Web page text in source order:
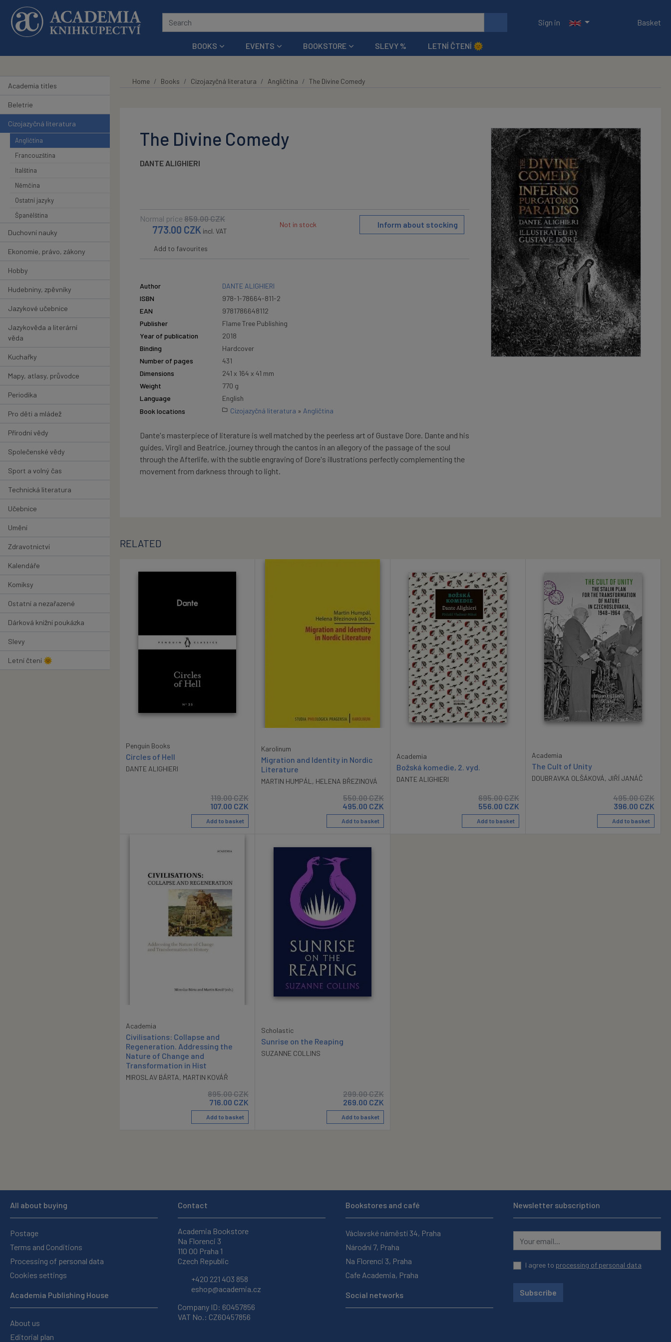
Skip to main content
Sign in
Basket
BOOKS EVENTS BOOKSTORE SLEVY % LETNÍ ČTENÍ 🌞
Academia titles
Beletrie
Cizojazyčná literatura
Angličtina
Francouzština
Italština
Němčina
Ostatní jazyky
Španělština
Duchovní nauky
Ekonomie, právo, zákony
Hobby
Hudebniny, zpěvníky
Jazykové učebnice
Jazykověda a literární
věda
Kuchařky
Mapy, atlasy, průvodce
Periodika
Pro děti a mládež
Přírodní vědy
Společenské vědy
Sport a volný čas
Technická literatura
Učebnice
Umění
Zdravotnictví
Kalendáře
Komiksy
Ostatní a nezařazené
Dárková knižní poukázka
Slevy
Letní čtení 🌞
Home Books Cizojazyčná literatura Angličtina The Divine Comedy
The Divine Comedy
DANTE ALIGHIERI
Normal price 859.00CZK
773.00 CZK incl. VAT
Not in stock Inform about stocking
Add to favourites
Author
DANTE ALIGHIERI
ISBN
978-1-78664-811-2
EAN
9781786648112
Publisher
Flame Tree Publishing
Year of publication
2018
Binding
Hardcover
Number of pages
431
Dimensions
241 x 164 x 41 mm
Weight
770 g
Language
English
Book locations
Cizojazyčná literatura » Angličtina
Dante's masterpiece of literature is well matched by the peerless art of Gustave Dore. Dante and his
guides, Virgil and Beatrice, journey through the cantos in an allegory of the passage of the soul
through the Afterlife, with the subtle engraving of Dore's illustrations perfectly complementing the
movement from darkness through to light.
RELATED
Penguin Books
Circles of Hell
DANTE ALIGHIERI
119.00CZK
107.00 CZK
Add to basket
Karolinum
Migration and Identity in Nordic
Literature
MARTIN HUMPÁL , HELENA BŘEZINOVÁ
550.00CZK
495.00 CZK
Add to basket
Academia
Božská komedie, 2. vyd.
DANTE ALIGHIERI
695.00CZK
556.00 CZK
Add to basket
Academia
The Cult of Unity
DOUBRAVKA OLŠÁKOVÁ, JIŘÍ JANÁČ
495.00CZK
396.00 CZK
Add to basket
Academia
Civilisations: Collapse and
Regeneration. Addressing the
Nature of Change and
Transformation in Hist
MIROSLAV BÁRTA, MARTIN KOVÁŘ
895.00CZK
716.00 CZK
Add to basket
Scholastic
Sunrise on the Reaping
SUZANNE COLLINS
299.00CZK
269.00 CZK
Add to basket
All about buying
Postage
Terms and Conditions
Processing of personal data
Cookies settings
Academia Publishing House
About us
Editorial plan
Contact
Academia Bookstore
Na Florenci 3
110 00 Praha 1
Czech Republic
+420 221 403 858
eshop@academia.cz
Company ID: 60457856
VAT No.: CZ60457856
Bookstores and café
Václavské náměstí 34, Praha
Národní 7, Praha
Na Florenci 3, Praha
Cafe Academia, Praha
Social networks
Newsletter subscription
I agree to processing of personal data
Subscribe